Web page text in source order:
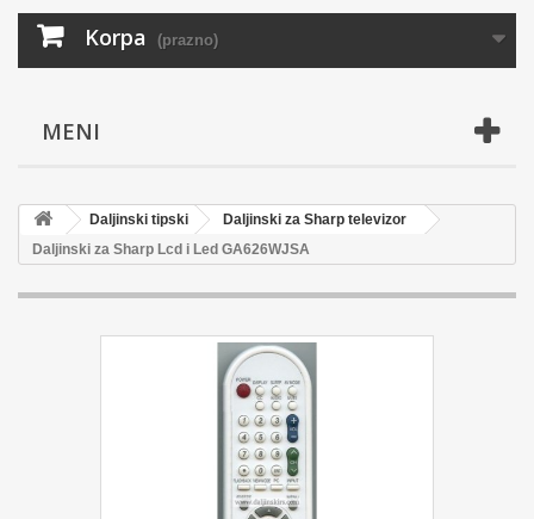
Korpa (prazno)
MENI
Daljinski tipski
Daljinski za Sharp televizor
Daljinski za Sharp Lcd i Led GA626WJSA